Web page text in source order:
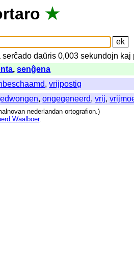
★
serĉado daŭris 0,003sekundojn kaj
,senĝena
,vrijpostig
,ongegeneerd,vrij,
nederlandan ortografion.)
Waalboer.